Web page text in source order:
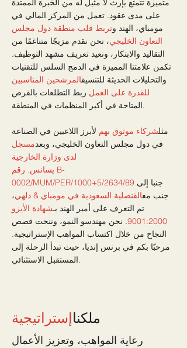
متميزة تتمتع بإرث لا مثيل له من الخبرة الممتدة
على مدى عقود. تعمل من المركز المالي في
مومباي، الهند وتربط قلب منطقة دول مجلس
التعاون الخليجي، نحن نقدم مزيجًا متناغمًا من
التقاليد والابتكار، ونعيد تعريف مشهد التوظيف.
تكمن علامتنا المميزة في الدمج السلس للتقنيات
والتحليلات الحديثة للتنسيقالمرشحين المناسبين
للقدرة على العمل ربط التطلعات بالفرص
المتاحة في أكبر المنظمات في المنطقة.
مثلشركاء موثوق بهم لأبرز اللاعبين في الصناعة
في دول مجلس التعاون الخليجي، وبعدمسجل
لدى وزارة الخارجية
يسانس. رقم B-
0002/MUM/PER/1000+5/2634/89
جنب معالقنصلية السعودية في مومباي & دلهي،
تم التعرف على أمير الهند بـشهادة الأيزو
9001:2000. نحن مهندسو النمو، وننحت قصص
النجاح من خلال اكتساب المواهب الإستراتيجية.
مرحبًا بكم في برنس إنديا، حيث تبدأ الرحلة إلى
المستقبل الاستثنائي.
رعاية المواهب، وتعزيز الأعمال
ملكناإستراتيجية